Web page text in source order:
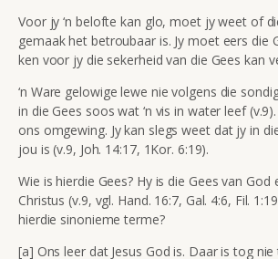
Voor jy ‘n belofte kan glo, moet jy weet of
gemaak het betroubaar is. Jy moet eers die
ken voor jy die sekerheid van die Gees kan
‘n Ware gelowige lewe nie volgens die
in die Gees soos wat ‘n vis in water leef
ons omgewing. Jy kan slegs weet dat jy in
jou is (v.9, Joh. 14:17, 1Kor. 6:19).
Wie is hierdie Gees? Hy is die Gees van God
Christus (v.9, vgl. Hand. 16:7, Gal. 4:6, Fil.
hierdie sinonieme terme?
[a] Ons leer dat Jesus God is. Daar is tog